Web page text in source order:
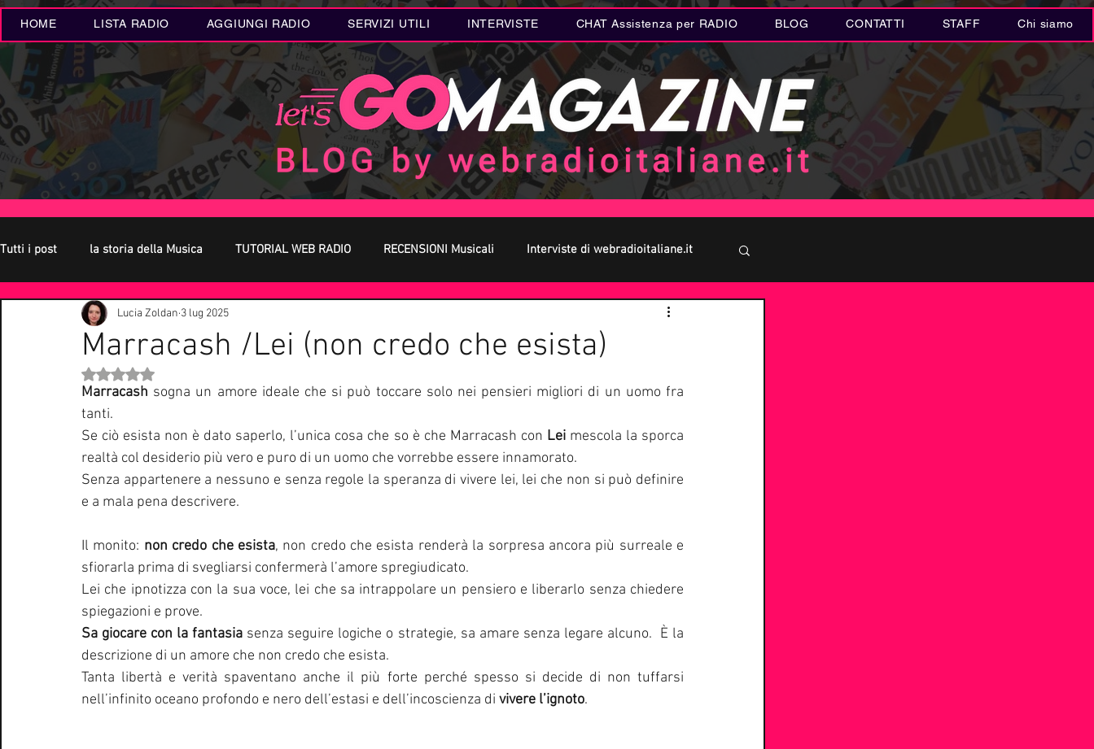
HOME LISTA RADIO AGGIUNGI RADIO SERVIZI UTILI INTERVISTE CHAT Assistenza per RADIO BLOG CONTATTI STAFF Chi siamo
Tutti i post la storia della Musica TUTORIAL WEB RADIO RECENSIONI Musicali Interviste di webradioitaliane.it
Oroscopo Concerti Live Eventi MUSICA Letteratura
Curiosità Radio Novità RADIO
EUROVISION SONG CONTEST Donne Biografie Riflessioni in MUSICA Servizi offerti da WRI Halloween
Notizie Musica Consigli
Marracash /Lei (non credo che esista)
Lucia Zoldan 3 lug 2025
Valutazione NaN stelle su 5.
Marracash sogna un amore ideale che si può toccare solo nei pensieri migliori di un uomo fra
tanti.
Se ciò esista non è dato saperlo, l’unica cosa che so è che Marracash con Lei mescola la sporca
realtà col desiderio più vero e puro di un uomo che vorrebbe essere innamorato.
Senza appartenere a nessuno e senza regole la speranza di vivere lei, lei che non si può definire
e a mala pena descrivere.
Il monito: non credo che esista, non credo che esista renderà la sorpresa ancora più surreale e
sfiorarla prima di svegliarsi confermerà l’amore spregiudicato.
Lei che ipnotizza con la sua voce, lei che sa intrappolare un pensiero e liberarlo senza chiedere
spiegazioni e prove.
Sa giocare con la fantasia senza seguire logiche o strategie, sa amare senza legare alcuno.  È la
descrizione di un amore che non credo che esista.
Tanta libertà e verità spaventano anche il più forte perché spesso si decide di non tuffarsi
nell’infinito oceano profondo e nero dell’estasi e dell’incoscienza di vivere l’ignoto.